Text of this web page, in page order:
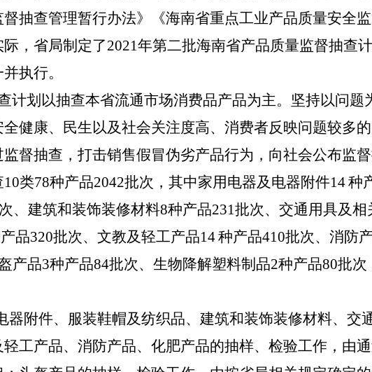
督抽查管理暂行办法》
《海南省重点工业产品质量安全
际，省局制定了2021年第二批海南省产品质量监督抽查
执行。
计划以抽查本省流通市场消费品产品为主。坚持以问题
健康、民生以及社会关注度高、消费者反映问题较多
督抽查，打击销售假冒伪劣产品行为，向社会公布监
类78种产品2042批次，其中家用电器及电器附件14种
、 建筑和装饰装修材料8种产品231批次、 交通用具及相
品320批次、 文教及轻工产品14种产品410批次、 消防
产品3种产品84批次、 生物降解塑料制品2种产品80批
器附件、 服装鞋帽及纺织品、 建筑和装饰装修材料、 交
轻工产品、 消防产品、 化肥产品的抽样、检验工作，由